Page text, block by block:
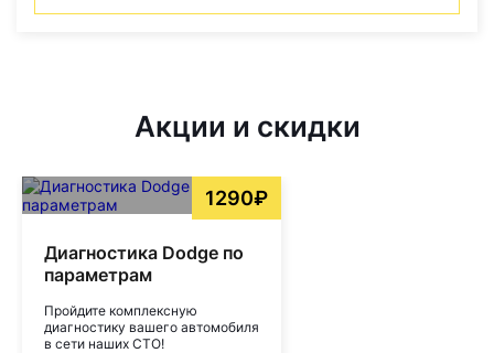
Акции и скидки
1290₽
Диагностика Dodge по
параметрам
Пройдите комплексную
диагностику вашего автомобиля
в сети наших СТО!